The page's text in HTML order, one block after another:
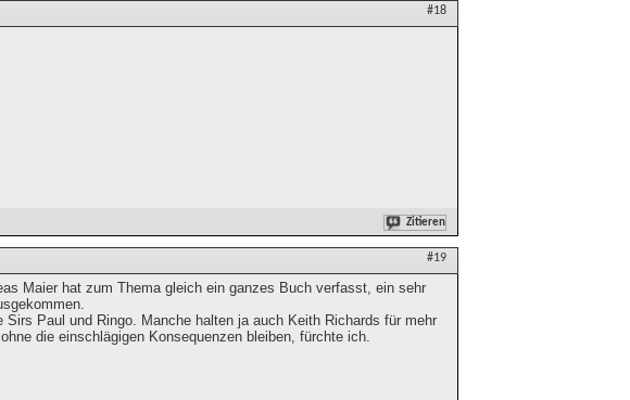
#18
Zitieren
#19
Maier hat zum Thema gleich ein ganzes Buch verfasst, ein sehr
Paul und Ringo. Manche halten ja auch Keith Richards für mehr
die einschlägigen Konsequenzen bleiben, fürchte ich.